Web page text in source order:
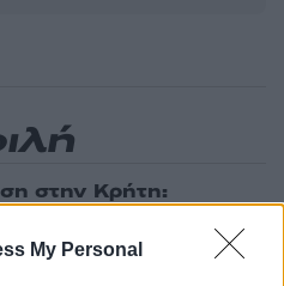
My Personal
στην Κρήτη:
πόσο να πληρώσει για
κορίτσι - Το παιδί
αυλή επιχείρησης